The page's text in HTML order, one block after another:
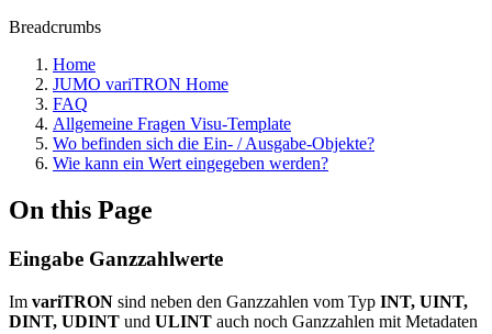
Breadcrumbs
Home
JUMO variTRON Home
FAQ
Allgemeine Fragen Visu-Template
Wo befinden sich die Ein- / Ausgabe-Objekte?
Wie kann ein Wert eingegeben werden?
On this Page
Eingabe Ganzzahlwerte
Im variTRON sind neben den Ganzzahlen vom Typ INT, UINT,
DINT, UDINT und ULINT auch noch Ganzzahlen mit Metadaten